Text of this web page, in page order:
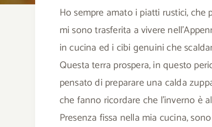
Ho sempre amato i piatti rustici,
mi sono trasferita a vivere
in cucina ed i cibi genuini che
Questa terra prospera, in questo
pensato di preparare una calda
che fanno ricordare che l’inverno è
Presenza fissa nella mia cucina,